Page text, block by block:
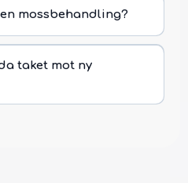
mossbehandling?
taket mot ny